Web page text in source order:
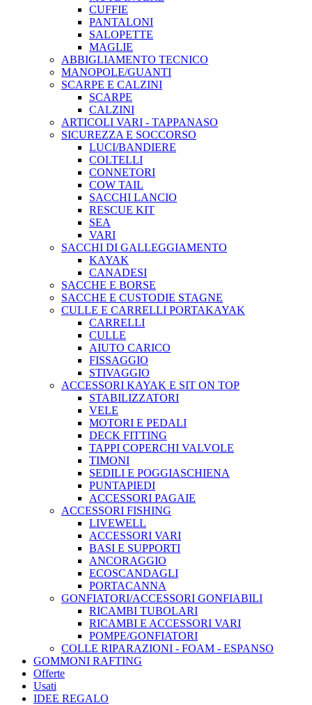
CUFFIE
PANTALONI
SALOPETTE
MAGLIE
ABBIGLIAMENTO TECNICO
MANOPOLE/GUANTI
SCARPE E CALZINI
SCARPE
CALZINI
ARTICOLI VARI - TAPPANASO
SICUREZZA E SOCCORSO
LUCI/BANDIERE
COLTELLI
CONNETORI
COW TAIL
SACCHI LANCIO
RESCUE KIT
SEA
VARI
SACCHI DI GALLEGGIAMENTO
KAYAK
CANADESI
SACCHE E BORSE
SACCHE E CUSTODIE STAGNE
CULLE E CARRELLI PORTAKAYAK
CARRELLI
CULLE
AIUTO CARICO
FISSAGGIO
STIVAGGIO
ACCESSORI KAYAK E SIT ON TOP
STABILIZZATORI
VELE
MOTORI E PEDALI
DECK FITTING
TAPPI COPERCHI VALVOLE
TIMONI
SEDILI E POGGIASCHIENA
PUNTAPIEDI
ACCESSORI PAGAIE
ACCESSORI FISHING
LIVEWELL
ACCESSORI VARI
BASI E SUPPORTI
ANCORAGGIO
ECOSCANDAGLI
PORTACANNA
GONFIATORI/ACCESSORI GONFIABILI
RICAMBI TUBOLARI
RICAMBI E ACCESSORI VARI
POMPE/GONFIATORI
COLLE RIPARAZIONI - FOAM - ESPANSO
GOMMONI RAFTING
Offerte
Usati
IDEE REGALO